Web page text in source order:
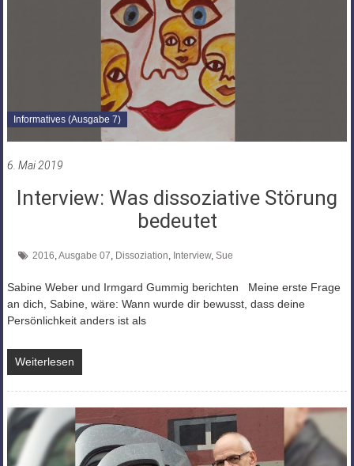
Informatives (Ausgabe 7)
6. Mai 2019
Interview: Was dissoziative Störung
bedeutet
2016 Ausgabe 07 Dissoziation Interview, Sue
Sabine Weber und Irmgard Gummig berichten Meine erste Frage
an dich, Sabine, wäre: Wann wurde dir bewusst, dass deine
Persönlichkeit anders ist als
Weiterlesen